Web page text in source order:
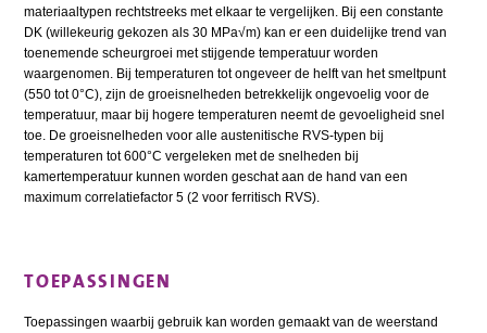
materiaaltypen rechtstreeks met elkaar te vergelijken. Bij een constante
DK (willekeurig gekozen als 30 MPa√m) kan er een duidelijke trend van
toenemende scheurgroei met stijgende temperatuur worden
waargenomen. Bij temperaturen tot ongeveer de helft van het smeltpunt
(550 tot 0°C), zijn de groeisnelheden betrekkelijk ongevoelig voor de
temperatuur, maar bij hogere temperaturen neemt de gevoeligheid snel
toe. De groeisnelheden voor alle austenitische RVS-typen bij
temperaturen tot 600°C vergeleken met de snelheden bij
kamertemperatuur kunnen worden geschat aan de hand van een
maximum correlatiefactor 5 (2 voor ferritisch RVS).
TOEPASSINGEN
Toepassingen waarbij gebruik kan worden gemaakt van de weerstand